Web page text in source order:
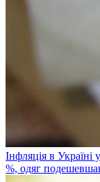
Інфляція в
%, одяг